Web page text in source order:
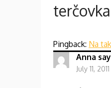
Pingback: Na
Anna
July 11,